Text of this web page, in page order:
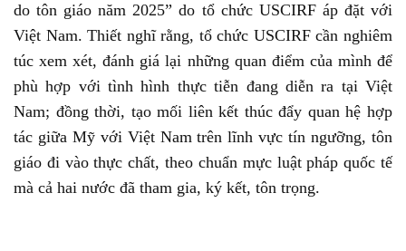
do tôn giáo năm 2025” do tổ chức USCIRF áp đặt với
Việt Nam. Thiết nghĩ rằng, tổ chức USCIRF cần nghiêm
túc xem xét, đánh giá lại những quan điểm của mình để
phù hợp với tình hình thực tiễn đang diễn ra tại Việt
Nam; đồng thời, tạo mối liên kết thúc đẩy quan hệ hợp
tác giữa Mỹ với Việt Nam trên lĩnh vực tín ngưỡng, tôn
giáo đi vào thực chất, theo chuẩn mực luật pháp quốc tế
mà cả hai nước đã tham gia, ký kết, tôn trọng.